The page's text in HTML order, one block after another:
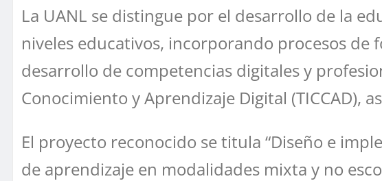
La UANL se distingue por el desarrollo de la
niveles educativos, incorporando procesos de
desarrollo de competencias digitales y
Conocimiento y Aprendizaje Digital (TICCAD),
El proyecto reconocido se titula “Diseño e
de aprendizaje en modalidades mixta y no